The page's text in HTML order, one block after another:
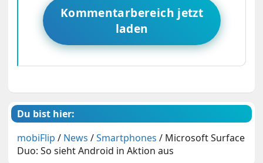
Kommentarbereich jetzt
laden
Du bist hier:
mobiFlip / News /Smartphones / Microsoft Surface
Duo: So sieht Android in Aktion aus